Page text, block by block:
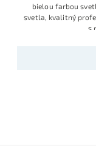
bielou farbou
svetla, kvalitný
s